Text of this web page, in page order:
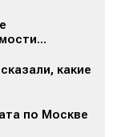
какие
по Москве